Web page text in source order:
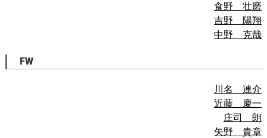
食野 壮磨
吉野 陽翔
中野 克哉
FW
川名 連介
近藤 慶一
庄司 朗
矢野 貴章